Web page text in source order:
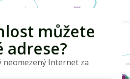
můžete
adrese?
neomezený Internet za